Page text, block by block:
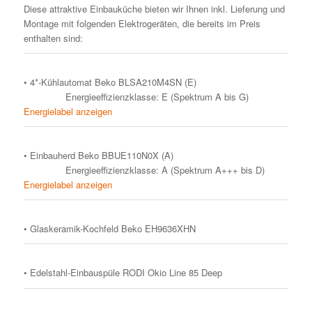
Diese attraktive Einbauküche bieten wir Ihnen inkl. Lieferung und
Montage mit folgenden Elektrogeräten, die bereits im Preis
enthalten sind:
• 4*-Kühlautomat Beko BLSA210M4SN (E)
Energieeffizienzklasse: E (Spektrum A bis G)
Energielabel anzeigen
• Einbauherd Beko BBUE110N0X (A)
Energieeffizienzklasse: A (Spektrum A+++ bis D)
Energielabel anzeigen
• Glaskeramik-Kochfeld Beko EH9636XHN
• Edelstahl-Einbauspüle RODI Okio Line 85 Deep